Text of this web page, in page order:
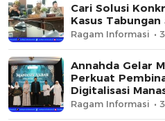
Cari Solusi
Kasus Tabungan
Penjalin
Ragam Informasi
Annahda Gelar
Perkuat
Digitalisasi
Ragam Informasi